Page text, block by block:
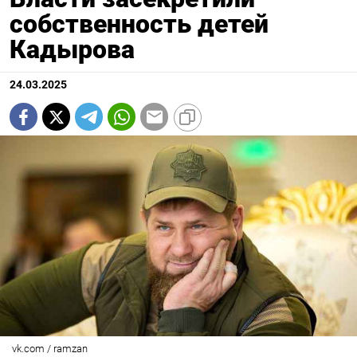
собственность детей
Кадырова
24.03.2025
vk.com / ramzan